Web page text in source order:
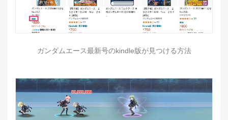
ガンダムエース最新号のkindle版が見つける方法